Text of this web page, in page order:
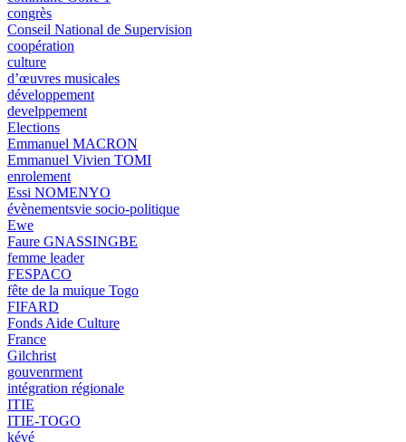
congrès
Conseil National de Supervision
coopération
culture
d’œuvres musicales
développement
develppement
Elections
Emmanuel MACRON
Emmanuel Vivien TOMI
enrolement
Essi NOMENYO
évènementsvie socio-politique
Ewe
Faure GNASSINGBE
femme leader
FESPACO
fête de la muique Togo
FIFARD
Fonds Aide Culture
France
Gilchrist
gouvenrment
intégration régionale
ITIE
ITIE-TOGO
kévé